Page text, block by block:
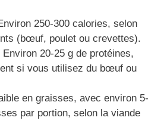
250-300 calories, selon
(bœuf, poulet ou crevettes).
Environ 20-25 g de protéines,
si vous utilisez du bœuf ou
en graisses, avec environ 5-
par portion, selon la viande